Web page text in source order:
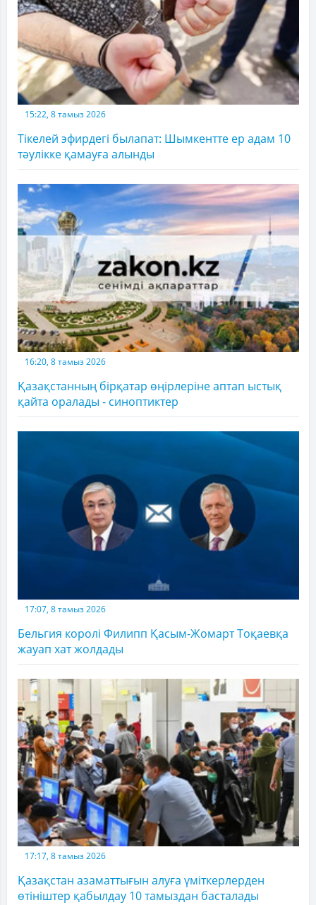
15:22, 8 тамыз 2026
Тікелей эфирдегі былапат: Шымкентте ер адам 10
тәулікке қамауға алынды
16:20, 8 тамыз 2026
Қазақстанның бірқатар өңірлеріне аптап ыстық
қайта оралады - синоптиктер
17:07, 8 тамыз 2026
Бельгия королі Филипп Қасым-Жомарт Тоқаевқа
жауап хат жолдады
17:17, 8 тамыз 2026
Қазақстан азаматтығын алуға үміткерлерден
өтініштер қабылдау 10 тамыздан басталады